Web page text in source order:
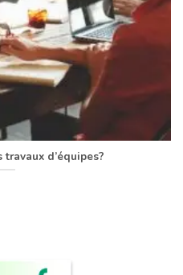
d’équipes?